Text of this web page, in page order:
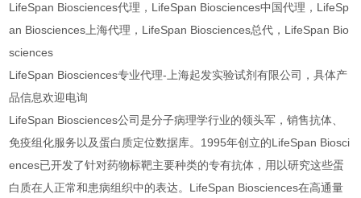
LifeSpan Biosciences代理，LifeSpan Biosciences中国代理，LifeSp
an Biosciences上海代理，LifeSpan Biosciences总代，LifeSpan Bio
sciences
LifeSpan Biosciences专业代理-上海起发实验试剂有限公司，具体产
品信息欢迎电询
LifeSpan Biosciences公司是分子病理学行业的领头军，销售抗体、
免疫组化服务以及蛋白质定位数据库。1995年创立的LifeSpan Biosci
ences已开发了针对药物标靶主要种类的专有抗体，用以研究这些蛋
白质在人正常和患病组织中的表达。LifeSpan Biosciences在高通量